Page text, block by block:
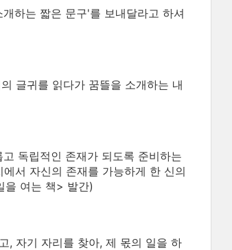
하는 짧은 문구'를 보내달라고 하셔
글귀를 읽다가 꿈뜰을 소개하는 내
독립적인 존재가 되도록 준비하는
서 자신의 존재를 가능하게 한 신의
을 여는 책> 발간)
, 자기 자리를 찾아, 제 몫의 일을 하